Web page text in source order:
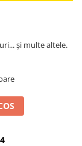
şi multe altele.